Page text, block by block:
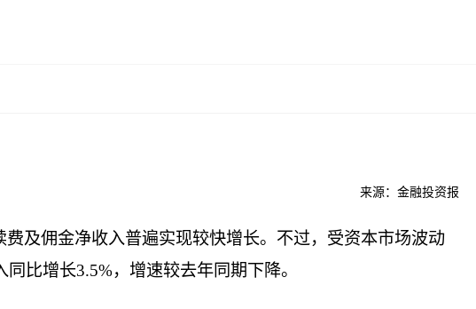
来源：金融投资报
及佣金净收入普遍实现较快增长。不过，受资本市场波动
比增长3.5%，增速较去年同期下降。